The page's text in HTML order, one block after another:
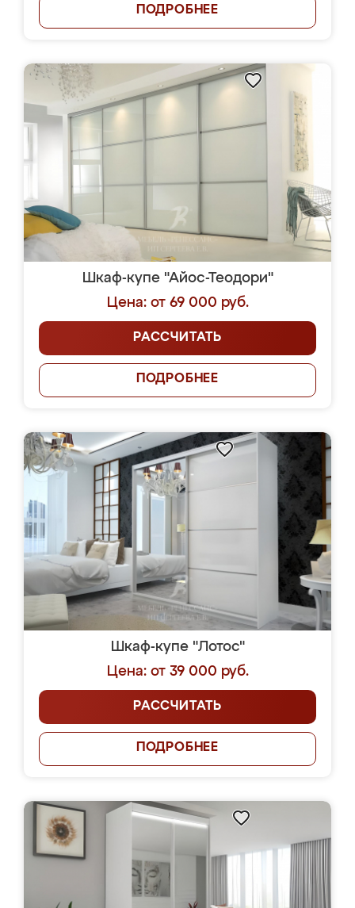
ПОДРОБНЕЕ
Шкаф-купе "Айос-Теодори"
Цена: от 69 000 руб.
РАССЧИТАТЬ
ПОДРОБНЕЕ
Шкаф-купе "Лотос"
Цена: от 39 000 руб.
РАССЧИТАТЬ
ПОДРОБНЕЕ